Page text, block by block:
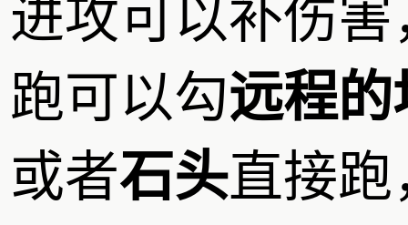
进攻可以补伤害
跑可以勾远程的
或者石头直接跑